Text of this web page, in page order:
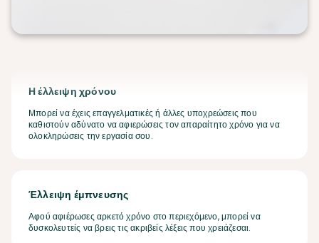
Η έλλειψη χρόνου
Μπορεί να έχεις επαγγελματικές ή άλλες υποχρεώσεις που
καθιστούν αδύνατο να αφιερώσεις τον απαραίτητο χρόνο για να
ολοκληρώσεις την εργασία σου.
Έλλειψη έμπνευσης
Αφού αφιέρωσες αρκετό χρόνο στο περιεχόμενο, μπορεί να
δυσκολευτείς να βρεις τις ακριβείς λέξεις που χρειάζεσαι.